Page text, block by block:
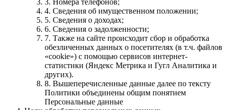
3. Номера телефонов;
4. Сведения об имущественном положении;
5. Cведения о доходах;
6. Сведения о задолженности;
7. Также на сайте происходит сбор и обработка
обезличенных данных о посетителях (в т.ч. файлов
«cookie») с помощью сервисов интернет-
статистики (Яндекс Метрика и Гугл Аналитика и
других).
8. Вышеперечисленные данные далее по тексту
Политики объединены общим понятием
Персональные данные